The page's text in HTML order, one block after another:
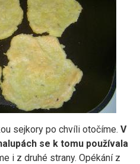
sejkory po chvíli otočíme. V
se k tomu používala
i z druhé strany. Opékání z